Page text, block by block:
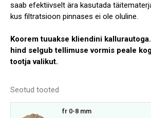
saab efektiivselt ära kasutada
kus filtratsioon pinnases ei ole oluline.
Koorem tuuakse kliendini
hind selgub tellimuse vormis peale
tootja valikut.
Seotud tooted
fr 0-8 mm